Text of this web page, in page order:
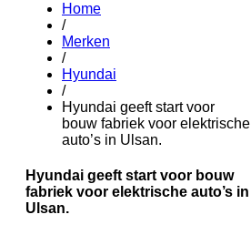
Home
/
Merken
/
Hyundai
/
Hyundai geeft start voor
bouw fabriek voor elektrische
auto’s in Ulsan.
Hyundai geeft start voor bouw
fabriek voor elektrische auto’s in
Ulsan.